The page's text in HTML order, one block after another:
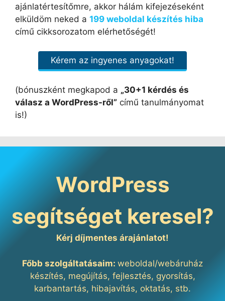
ajánlatértesítőmre, akkor hálám kifejezéseként
elküldöm neked a 199 weboldal készítés hiba
című cikksorozatom elérhetőségét!
Kérem az ingyenes anyagokat!
(bónuszként megkapod a „30+1 kérdés és
válasz a WordPress-ről” című tanulmányomat
is!)
WordPress
segítséget keresel?
Kérj díjmentes árajánlatot!
Főbb szolgáltatásaim: weboldal/webáruház
készítés, megújítás, fejlesztés, gyorsítás,
karbantartás, hibajavítás, oktatás, stb.